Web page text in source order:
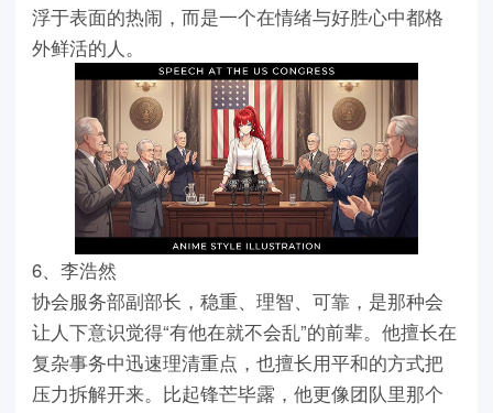
浮于表面的热闹，而是一个在情绪与好胜心中都格
外鲜活的人。
6、李浩然
协会服务部副部长，稳重、理智、可靠，是那种会
让人下意识觉得“有他在就不会乱”的前辈。他擅长在
复杂事务中迅速理清重点，也擅长用平和的方式把
压力拆解开来。比起锋芒毕露，他更像团队里那个